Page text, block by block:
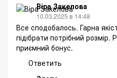
Віра Закелова
10.03.2025 в 14:48
Все сподобалось. Гарна
підібрати потрібний розмір.
приємний бонус.
Ответить